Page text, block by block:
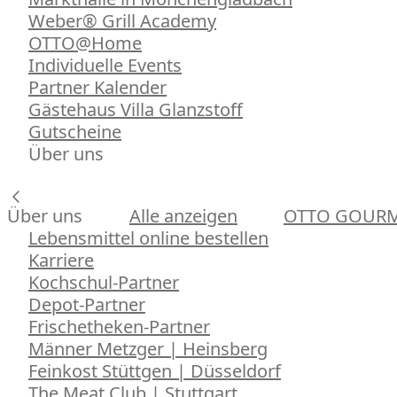
Weber® Grill Academy
OTTO@Home
Individuelle Events
Partner Kalender
Gästehaus Villa Glanzstoff
Gutscheine
Über uns
Über uns Alle anzeigen
OTTO
Lebensmittel online bestellen
Karriere
Kochschul-Partner
Depot-Partner
Frischetheken-Partner
Männer Metzger | Heinsberg
Feinkost Stüttgen | Düsseldorf